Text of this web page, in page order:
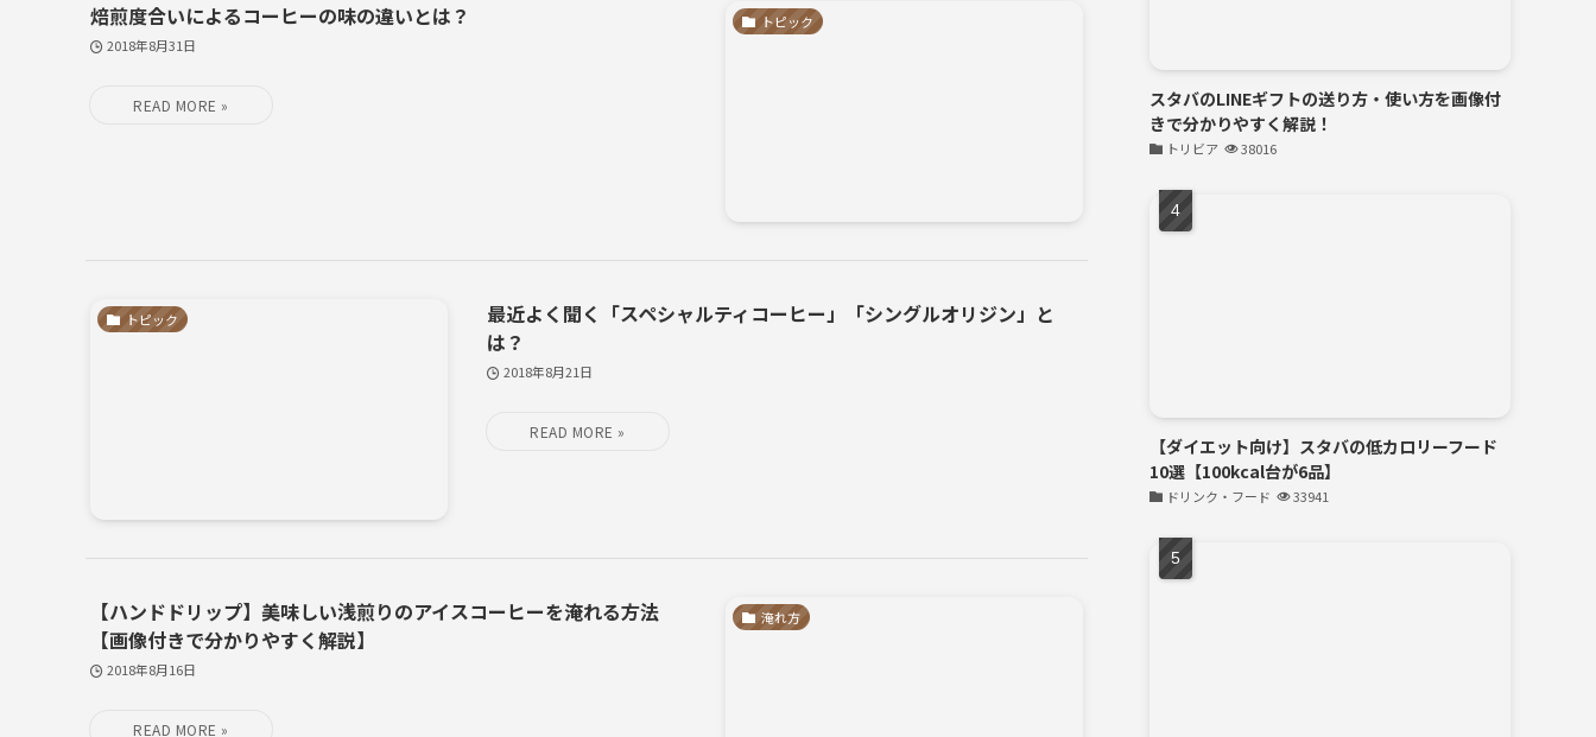
トピック
焙煎度合いによるコーヒーの味の違いとは？
2018年8月31日
トピック
最近よく聞く「スペシャルティコーヒー」「シングルオリジン」と
は？
2018年8月21日
淹れ方
【ハンドドリップ】美味しい浅煎りのアイスコーヒーを淹れる方法
【画像付きで分かりやすく解説】
2018年8月16日
スタバのLINEギフトの送り方・使い方を画像付
きで分かりやすく解説！
トリビア 38016
【ダイエット向け】スタバの低カロリーフード
10選【100kcal台が6品】
ドリンク・フード 33941